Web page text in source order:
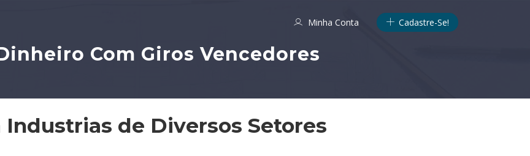
Minha Conta Cadastre-Se!
Com Giros Vencedores
Industrias de Diversos Setores